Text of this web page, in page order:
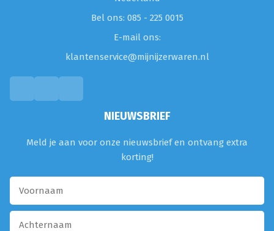
Bel ons: 085 - 225 0015
E-mail ons:
klantenservice@mijnijzerwaren.nl
NIEUWSBRIEF
Meld je aan voor onze nieuwsbrief en ontvang extra
korting!